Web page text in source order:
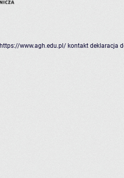
https://www.agh.edu.pl/ kontakt deklaracja